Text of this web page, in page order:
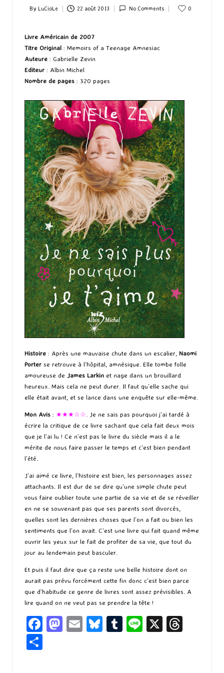
Posted
By LuCioLe 22 août 2013 No Comments 0
Livre Américain de 2007
Titre Original : Memoirs of a Teenage Amnesiac
Auteure : Gabrielle Zevin
Editeur : Albin Michel
Nombre de pages : 320 pages
Histoire : Après une mauvaise chute dans un escalier, Naomi
Porter se retrouve à l’hôpital, amnésique. Elle tombe folle
amoureuse de James Larkin et nage dans un brouillard
heureux. Mais cela ne peut durer. Il faut qu’elle sache qui
elle était avant, et se lance dans une enquête sur elle-même.
Mon Avis : ★★★☆☆ . Je ne sais pas pourquoi j’ai tardé à
écrire la critique de ce livre sachant que cela fait deux mois
que je l’ai lu ! Ce n’est pas le livre du siècle mais il a le
mérite de nous faire passer le temps et c’est bien pendant
l’été.
J’ai aimé ce livre, l’histoire est bien, les personnages assez
attachants. Il est dur de se dire qu’une simple chute peut
vous faire oublier toute une partie de sa vie et de se réveiller
en ne se souvenant pas que ses parents sont divorcés,
quelles sont les dernières choses que l’on a fait ou bien les
sentiments que l’on avait. C’est une livre qui fait quand même
ouvrir les yeux sur le fait de profiter de sa vie, que tout du
jour au lendemain peut basculer.
Et puis il faut dire que ça reste une belle histoire dont on
aurait pas prévu forcément cette fin donc c’est bien parce
que d’habitude ce genre de livres sont assez prévisibles. A
lire quand on ne veut pas se prendre la tête !
Fa M E
Bl T
Li X